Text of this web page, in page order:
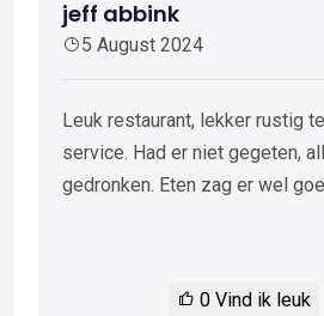
jeff abbink
5 August 2024
Leuk restaurant, lekker rustig
service. Had er niet gegeten,
gedronken. Eten zag er wel
0 Vind ik leuk